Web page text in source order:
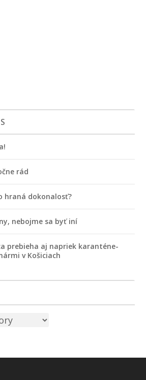
rád
hraná dokonalosť?
nebojme sa byť iní
prebieha aj napriek karanténe-
v Košiciach